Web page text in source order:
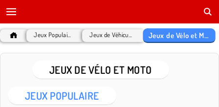
Jeux de Vélo et Moto
JEUX DE VÉLO ET MOTO
JEUX POPULAIRE